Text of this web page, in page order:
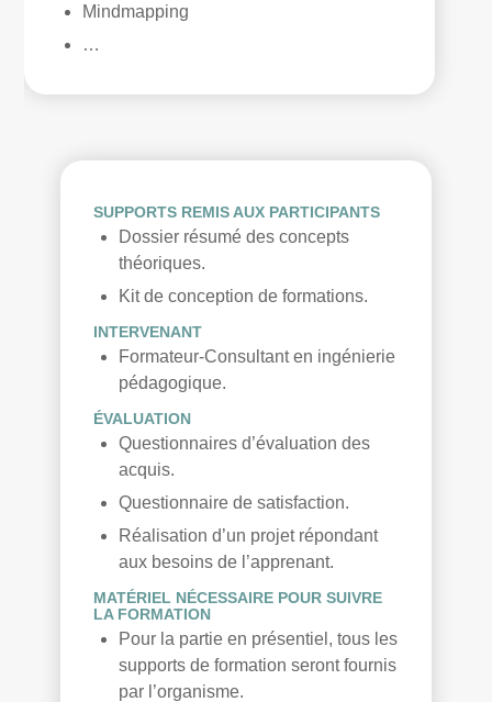
Mindmapping
…
SUPPORTS REMIS AUX PARTICIPANTS
Dossier résumé des concepts
théoriques.
Kit de conception de formations.
INTERVENANT
Formateur-Consultant en ingénierie
pédagogique.
ÉVALUATION
Questionnaires d’évaluation des
acquis.
Questionnaire de satisfaction.
Réalisation d’un projet répondant
aux besoins de l’apprenant.
MATÉRIEL NÉCESSAIRE POUR SUIVRE
LA FORMATION
Pour la partie en présentiel, tous les
supports de formation seront fournis
par l’organisme.